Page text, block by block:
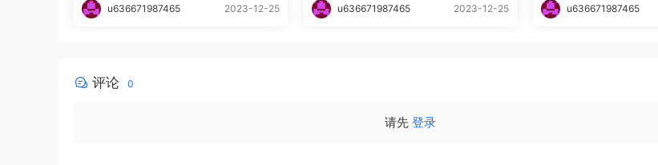
u636671987465 2023-12-25 u636671987465 2023-12-25 u636671987465
评论 0
请先 登录